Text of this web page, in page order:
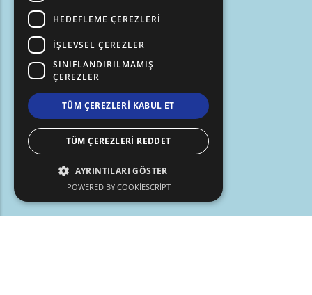
HEDEFLEME ÇEREZLERI
İŞLEVSEL ÇEREZLER
SINIFLANDIRILMAMIŞ
ÇEREZLER
TÜM ÇEREZLERI KABUL ET
TÜM ÇEREZLERI REDDET
AYRINTILARI GÖSTER
POWERED BY COOKIESCRIPT